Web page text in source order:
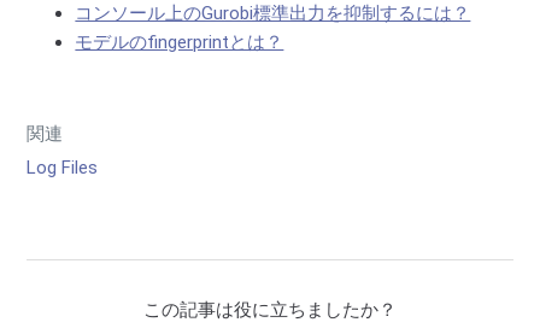
コンソール上のGurobi標準出力を抑制するには？
モデルのfingerprintとは？
関連
Log Files
この記事は役に立ちましたか？